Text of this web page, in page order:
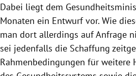
Dabei liegt dem
Monaten ein Entwurf vor. Wie
man dort allerdings auf Anfrage
sei jedenfalls die Schaffung
Rahmenbedingungen für weitere